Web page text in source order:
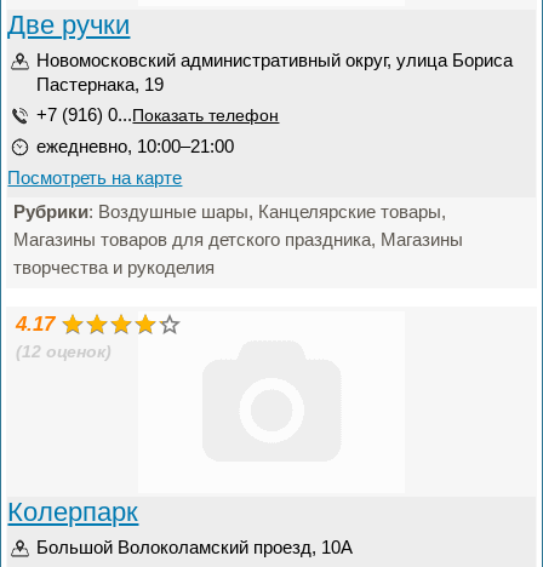
Две ручки
Новомосковский административный округ, улица Бориса
Пастернака, 19
+7 (916) 0... Показать телефон
ежедневно, 10:00–21:00
Посмотреть на карте
Рубрики: Воздушные шары, Канцелярские товары,
Магазины товаров для детского праздника, Магазины
творчества и рукоделия
4.17
(12 оценок)
Колерпарк
Большой Волоколамский проезд, 10А